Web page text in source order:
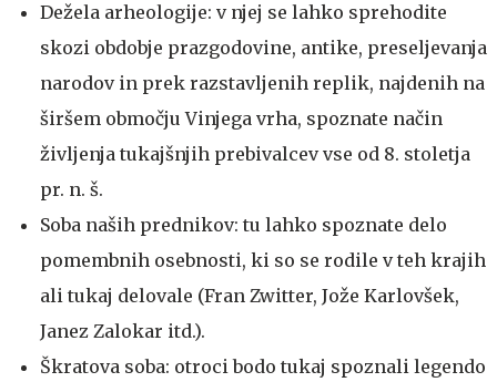
Dežela arheologije: v njej se lahko sprehodite
skozi obdobje prazgodovine, antike, preseljevanja
narodov in prek razstavljenih replik, najdenih na
širšem območju Vinjega vrha, spoznate način
življenja tukajšnjih prebivalcev vse od 8. stoletja
pr. n. š.
Soba naših prednikov: tu lahko spoznate delo
pomembnih osebnosti, ki so se rodile v teh krajih
ali tukaj delovale (Fran Zwitter, Jože Karlovšek,
Janez Zalokar itd.).
Škratova soba: otroci bodo tukaj spoznali legendo